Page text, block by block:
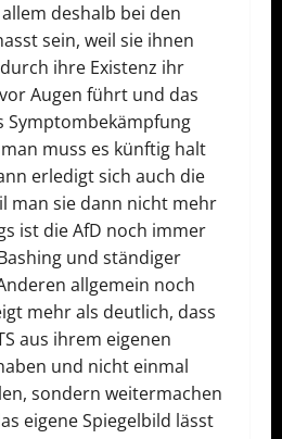
deshalb bei den
sein, weil sie ihnen
ihre Existenz ihr
Augen führt und das
Symptombekämpfung
muss es künftig halt
erledigt sich auch die
man sie dann nicht mehr
ist die AfD noch immer
und ständiger
allgemein noch
mehr als deutlich, dass
aus ihrem eigenen
und nicht einmal
sondern weitermachen
eigene Spiegelbild lässt